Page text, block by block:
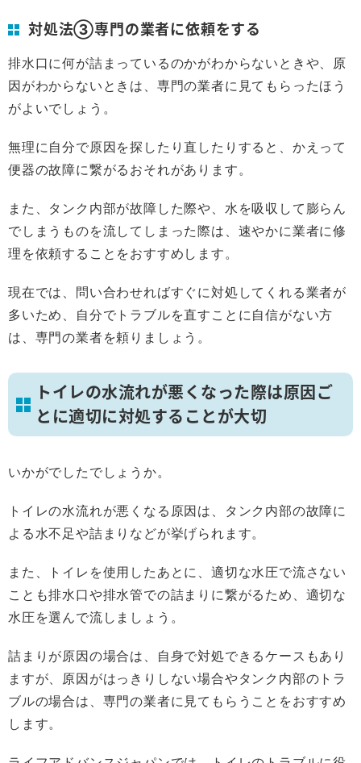
対処法③専門の業者に依頼をする
排水口に何が詰まっているのかがわからないときや、原
因がわからないときは、専門の業者に見てもらったほう
がよいでしょう。
無理に自分で原因を探したり直したりすると、かえって
便器の故障に繋がるおそれがあります。
また、タンク内部が故障した際や、水を吸収して膨らん
でしまうものを流してしまった際は、速やかに業者に修
理を依頼することをおすすめします。
現在では、問い合わせればすぐに対処してくれる業者が
多いため、自分でトラブルを直すことに自信がない方
は、専門の業者を頼りましょう。
トイレの水流れが悪くなった際は原因ご
とに適切に対処することが大切
いかがでしたでしょうか。
トイレの水流れが悪くなる原因は、タンク内部の故障に
よる水不足や詰まりなどが挙げられます。
また、トイレを使用したあとに、適切な水圧で流さない
ことも排水口や排水管での詰まりに繋がるため、適切な
水圧を選んで流しましょう。
詰まりが原因の場合は、自身で対処できるケースもあり
ますが、原因がはっきりしない場合やタンク内部のトラ
ブルの場合は、専門の業者に見てもらうことをおすすめ
します。